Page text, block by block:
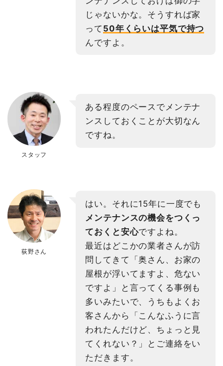
じゃないかな。そうすれば家
って 50年くらいは平気で持つ
んですよ。
スタッフ
ある程度のペースでメンテナ
ンスしておくことが大切なん
ですね。
荻野さん
はい。それに15年に一度でも
メンテナンスの機会をつくっ
ておくと安心ですよね。
最近はどこかの業者さんが訪
問してきて「奥さん、お家の
屋根が浮いてますよ、危ない
ですよ」と言ってくる事例も
多いみたいで、うちもよくお
客さんから「こんなふうに言
われたんだけど、ちょっと見
てくれない？」とご連絡をい
ただきます。